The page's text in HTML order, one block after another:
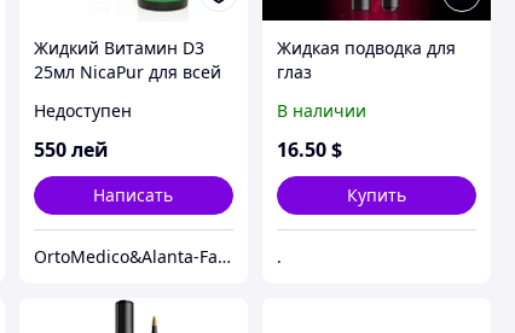
Жидкий Витамин D3
25мл NicaPur для всей
капле, с приятным
вкусом
Недоступен
550 лей
Написать
OrtoMedico&Alanta-Farm SRL
Жидкая подводка для
глаз
В наличии
16.50$
Купить
.